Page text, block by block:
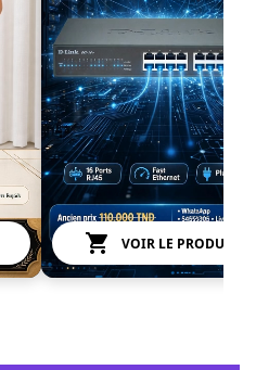
 VOIR LE PRODUIT